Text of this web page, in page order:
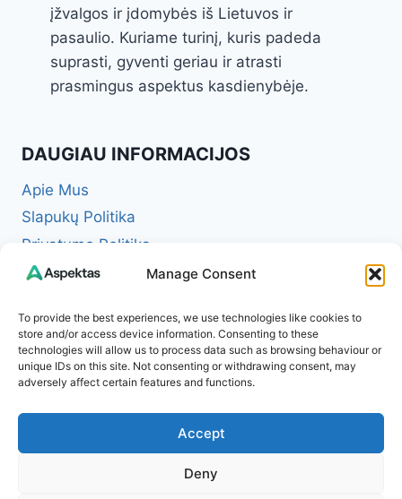
Manage Consent
To provide the best experiences, we use technologies like cookies to
store and/or access device information. Consenting to these
technologies will allow us to process data such as browsing behaviour or
unique IDs on this site. Not consenting or withdrawing consent, may
adversely affect certain features and functions.
Accept
Deny
įžvalgos ir įdomybės iš Lietuvos ir
pasaulio. Kuriame turinį, kuris padeda
suprasti, gyventi geriau ir atrasti
prasmingus aspektus kasdienybėje.
DAUGIAU INFORMACIJOS
Apie Mus
Slapukų Politika
Privatumo Politika
Redakcinė politika + Klaidų taisymo politika
Atsakomybės apribojimas (Disclaimer)
Naudojimosi taisyklės (Terms of Service)
Kontaktai